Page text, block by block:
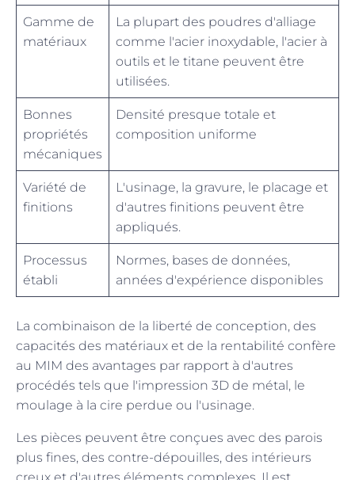
Gamme de
matériaux
La plupart des poudres d'alliage
comme l'acier inoxydable, l'acier à
outils et le titane peuvent être
utilisées.
Bonnes
propriétés
mécaniques
Densité presque totale et
composition uniforme
Variété de
finitions
L'usinage, la gravure, le placage et
d'autres finitions peuvent être
appliqués.
Processus
établi
Normes, bases de données,
années d'expérience disponibles
La combinaison de la liberté de conception, des
capacités des matériaux et de la rentabilité confère
au MIM des avantages par rapport à d'autres
procédés tels que l'impression 3D de métal, le
moulage à la cire perdue ou l'usinage.
Les pièces peuvent être conçues avec des parois
plus fines, des contre-dépouilles, des intérieurs